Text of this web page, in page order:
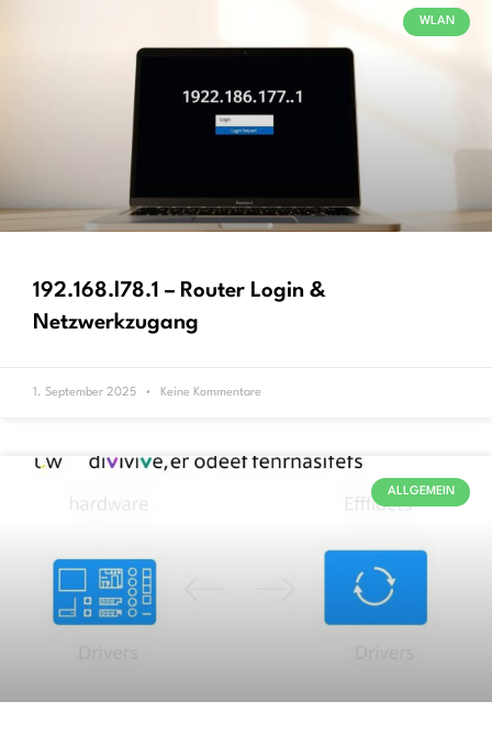
WLAN
192.168.l78.1 – Router Login &
Netzwerkzugang
1. September 2025 Keine Kommentare
ALLGEMEIN